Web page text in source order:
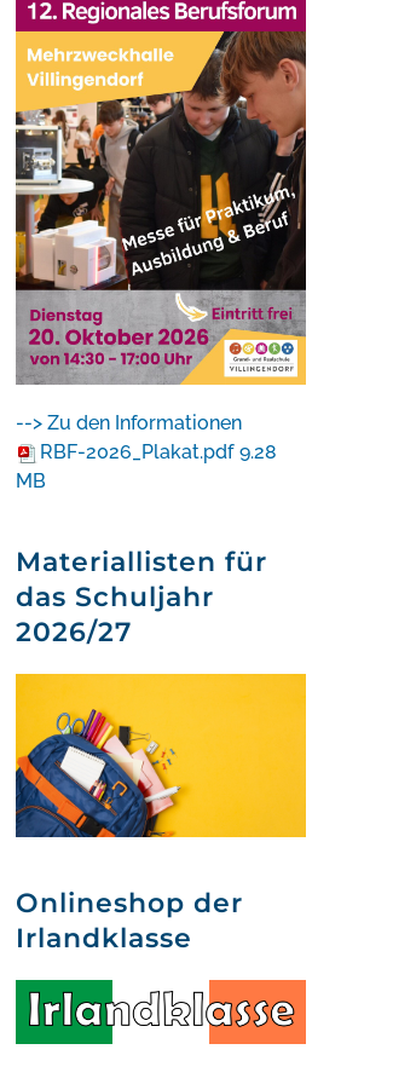
--> Zu den Informationen
RBF-2026_Plakat.pdf 9.28
MB
Materiallisten für
das Schuljahr
2026/27
Onlineshop der
Irlandklasse